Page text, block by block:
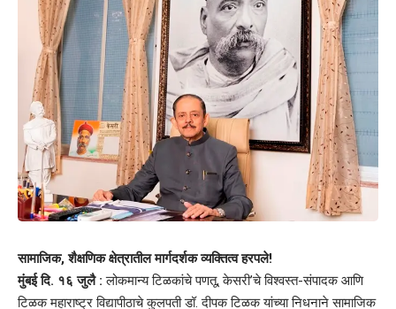
सामाजिक, शैक्षणिक क्षेत्रातील मार्गदर्शक व्यक्तित्व हरपले!
मुंबई दि. १६ जुलै :लोकमान्य टिळकांचे पणतू, केसरी’चे विश्वस्त-संपादक आणि
टिळक महाराष्ट्र विद्यापीठाचे कुलपती डॉ. दीपक टिळक यांच्या निधनाने सामाजिक